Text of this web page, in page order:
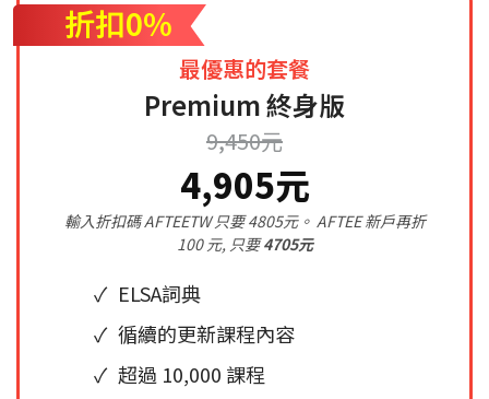
折扣0%
最優惠的套餐
Premium 終身版
9,450元
4,905元
輸入折扣碼 AFTEETW 只要 4805元。 AFTEE 新戶再折
100 元, 只要4705元
ELSA詞典
循續的更新課程內容
超過 10,000 課程